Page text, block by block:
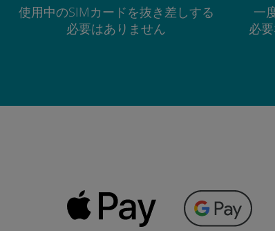
使用中のSIMカードを抜き差しする
必要はありません
一
必